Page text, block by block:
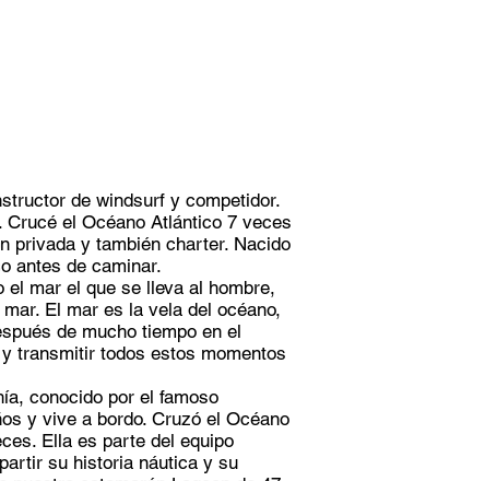
de windsurf y competidor.
el Océano Atlántico 7 veces
privada y también charter. Nacido
antes de caminar.
mar el que se lleva al hombre,
El mar es la vela del océano,
de mucho tiempo en el
transmitir todos estos momentos
conocido por el famoso
y vive a bordo. Cruzó el Océano
Ella es parte del equipo
su historia náutica y su